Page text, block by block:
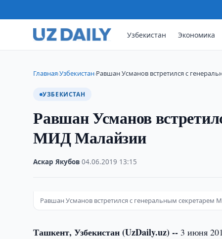
Узбекистан Экономика
Главная›Узбекистан›Равшан Усманов встретился с
УЗБЕКИСТАН
Равшан Усманов
МИД Малайзии
Аскар Якубов ·04.06.2019 13:15
Равшан Усманов встретился с генеральным секретарем
Ташкент, Узбекистан (UzDaily.uz) -- 3 июня